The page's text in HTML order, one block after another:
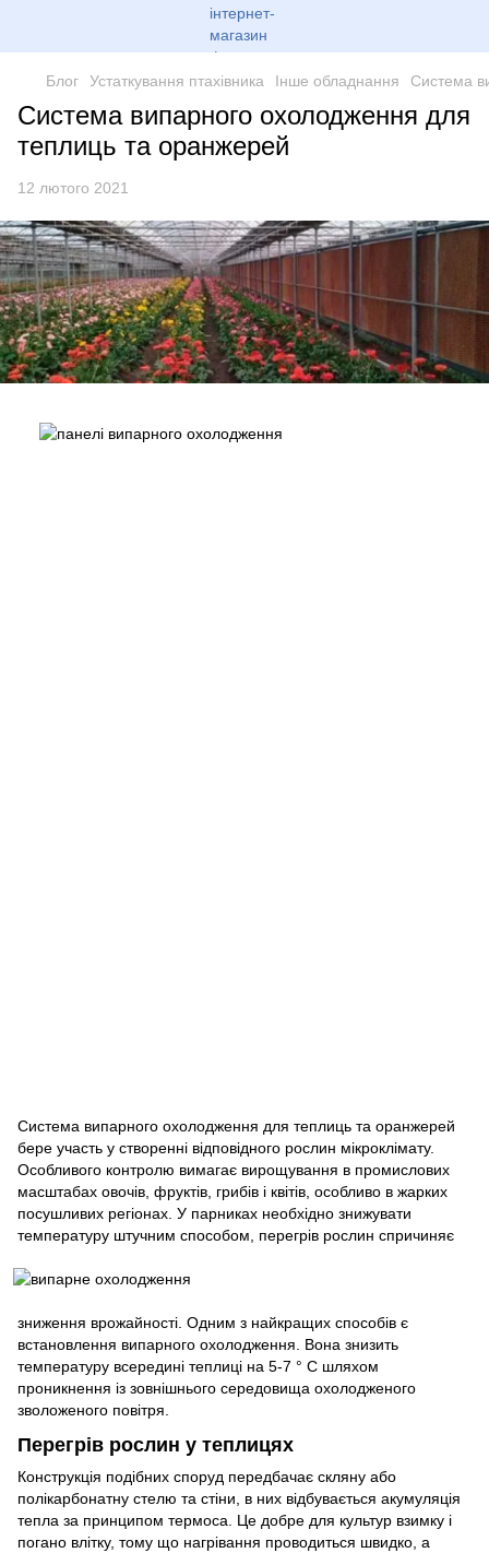
Блог Устаткування птахівника Інше обладнання Система
Система випарного охолодження для
теплиць та оранжерей
12 лютого 2021
Система випарного охолодження для теплиць та оранжерей
бере участь у створенні відповідного рослин мікроклімату.
Особливого контролю вимагає вирощування в промислових
масштабах овочів, фруктів, грибів і квітів, особливо в жарких
посушливих регіонах. У парниках необхідно знижувати
температуру штучним способом, перегрів рослин спричиняє
зниження врожайності. Одним з найкращих способів є
встановлення випарного охолодження. Вона знизить
температуру всередині теплиці на 5-7 ° С шляхом
проникнення із зовнішнього середовища охолодженого
зволоженого повітря.
Перегрів рослин у теплицях
Конструкція подібних споруд передбачає скляну або
полікарбонатну стелю та стіни, в них відбувається акумуляція
тепла за принципом термоса. Це добре для культур взимку і
погано влітку, тому що нагрівання проводиться швидко, а